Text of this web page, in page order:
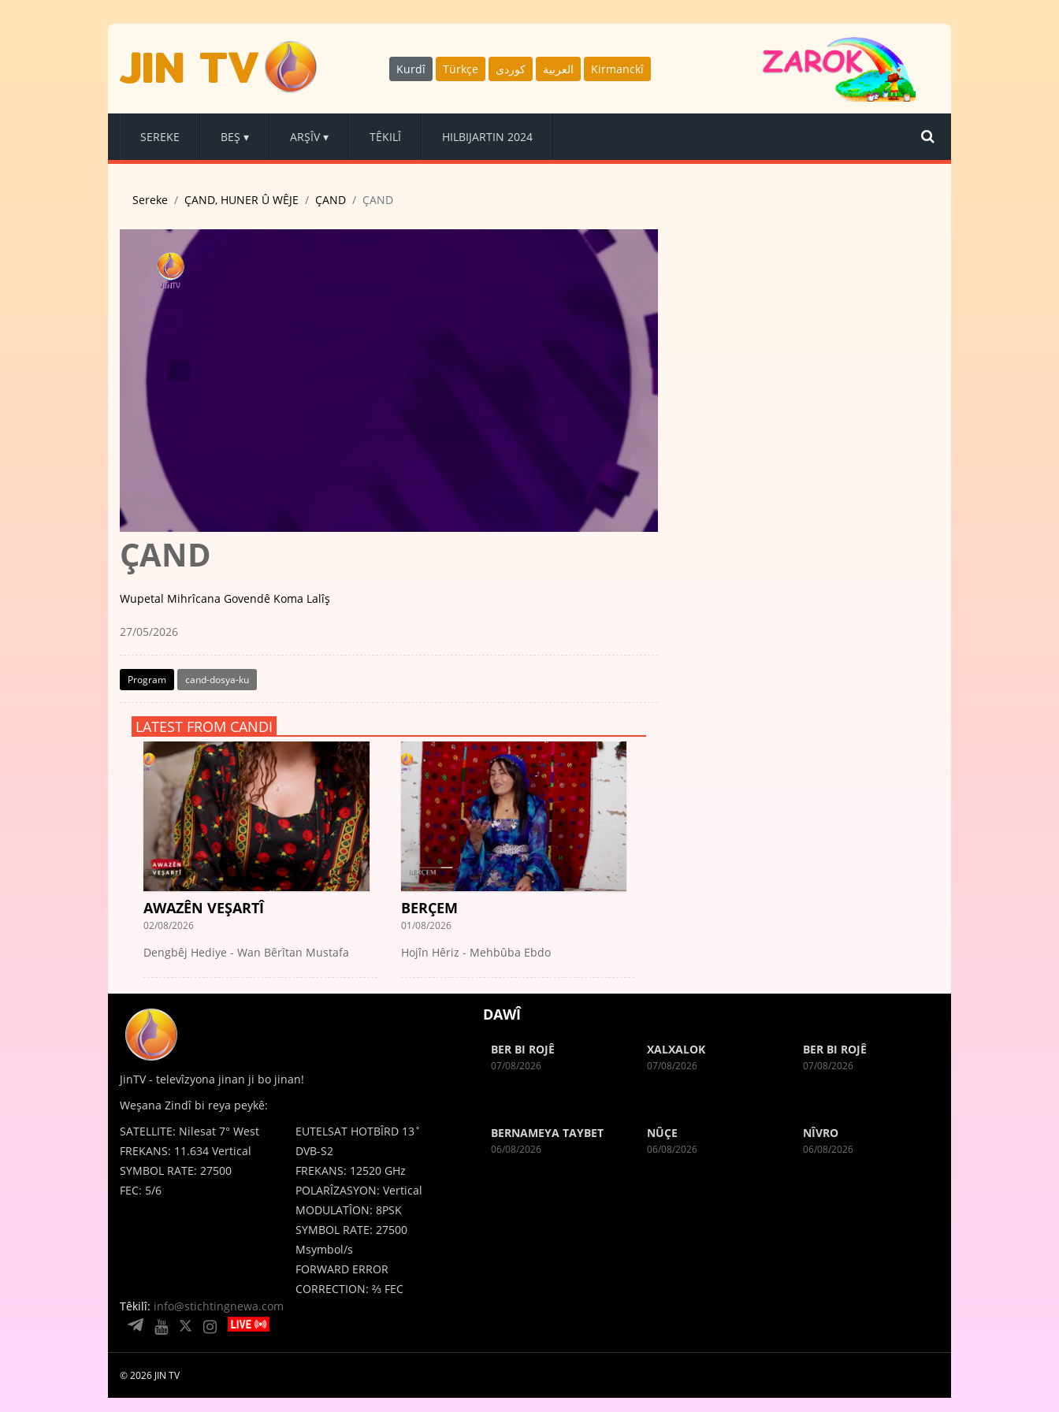
JIN TV Kurdî Türkçe كوردى العربية Kirmanckî
SEREKE BEŞ ▾ ARŞÎV ▾ TÊKILÎ HILBIJARTIN 2024
Sereke ÇAND, HUNER Û WÊJE ÇAND ÇAND
ÇAND
Wupetal Mihrîcana Govendê Koma Lalîş
27/05/2026
Program cand-dosya-ku
LATEST FROM CANDI
AWAZÊN VEŞARTÎ
02/08/2026
Dengbêj Hediye - Wan Bêrîtan Mustafa
BERÇEM
01/08/2026
Hojîn Hêriz - Mehbûba Ebdo
JinTV - televîzyona jinan ji bo jinan!
Weşana Zindî bi reya peykê:
SATELLITE: Nilesat 7° West
FREKANS: 11.634 Vertical
SYMBOL RATE: 27500
FEC: 5/6
EUTELSAT HOTBÎRD 13˚
DVB-S2
FREKANS: 12520 GHz
POLARÎZASYON: Vertical
MODULATÎON: 8PSK
SYMBOL RATE: 27500
Msymbol/s
FORWARD ERROR
CORRECTION: ⅔ FEC
Têkilî: info@stichtingnewa.com
DAWÎ
BER BI ROJÊ
07/08/2026
XALXALOK
07/08/2026
BER BI ROJÊ
07/08/2026
BERNAMEYA TAYBET
06/08/2026
NÛÇE
06/08/2026
NÎVRO
06/08/2026
© 2026 JIN TV